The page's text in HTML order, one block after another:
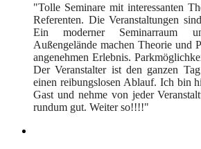
"Tolle Seminare mit interessanten
Referenten. Die Veranstaltungen
Ein moderner Seminarraum
Außengelände machen Theorie und
angenehmen Erlebnis.
Der Veranstalter ist den ganzen
einen reibungslosen Ablauf. Ich bin
Gast und nehme von jeder
rundum gut. Weiter so!!!!"